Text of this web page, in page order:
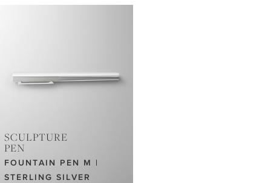
SCULPTURE
PEN
FOUNTAIN PEN M |
STERLING SILVER